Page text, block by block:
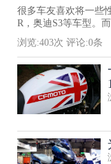
很多车友喜欢将一些
R，奥迪S3等车型。
浏览:403次 评论:0条